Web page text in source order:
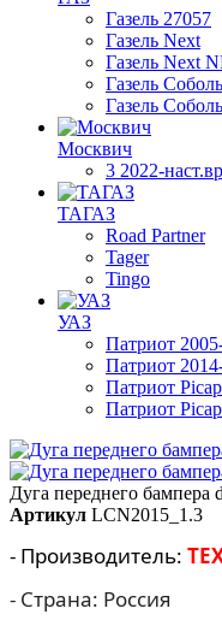
Газель 27057
Газель Next
Газель Next
Газель Соболь
Газель
Москвич
3 2022-
ТАГАЗ
Road Partner
Tager
Tingo
УАЗ
Патриот
Патриот
Патриот
Патриот
Дуга переднего бампера
Артикул LCN2015_1.3
- Производитель:
- Страна: Россия